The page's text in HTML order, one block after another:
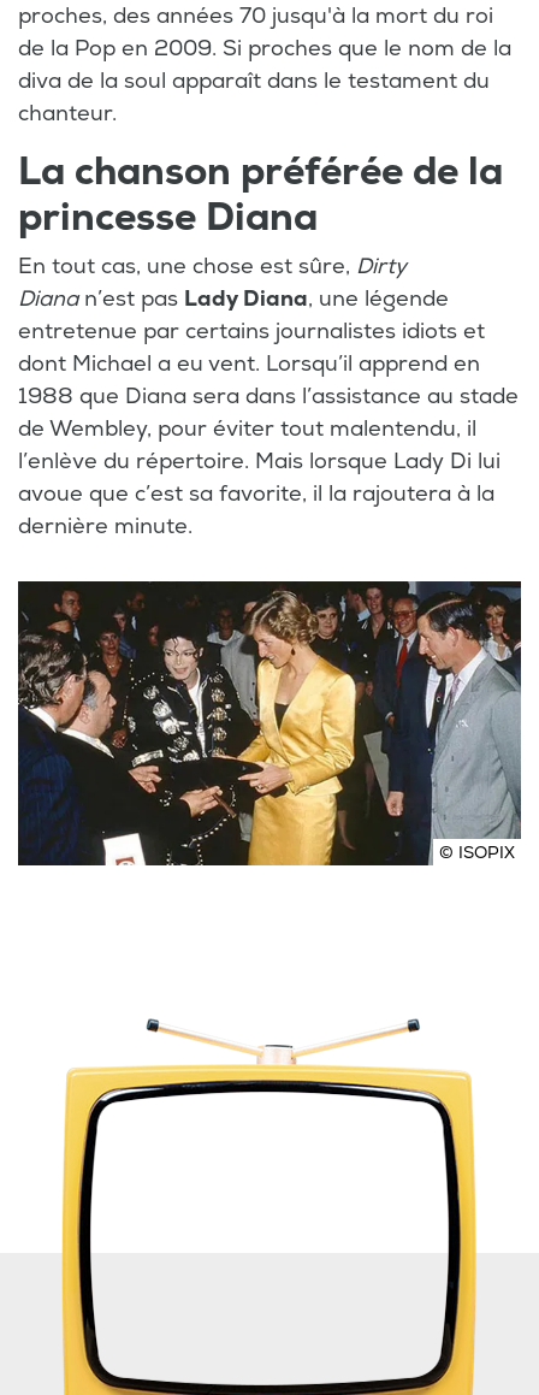
proches, des années 70 jusqu'à la mort du roi
de la Pop en 2009. Si proches que le nom de la
diva de la soul apparaît dans le testament du
chanteur.
La chanson préférée de la
princesse Diana
En tout cas, une chose est sûre, Dirty
Dianan’est pas Lady Diana, une légende
entretenue par certains journalistes idiots et
dont Michael a eu vent. Lorsqu’il apprend en
1988 que Diana sera dans l’assistance au stade
de Wembley, pour éviter tout malentendu, il
l’enlève du répertoire. Mais lorsque Lady Di lui
avoue que c’est sa favorite, il la rajoutera à la
dernière minute.
© ISOPIX